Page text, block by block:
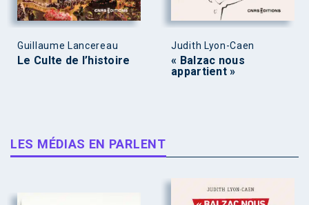
Guillaume Lancereau
Le Culte de l’histoire
Judith Lyon-Caen
« Balzac nous
appartient »
LES MÉDIAS EN PARLENT